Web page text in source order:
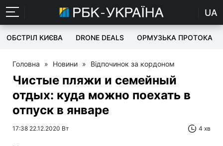
UA
ОБСТРІЛ КИЄВА DRONE DEALS ОРМУЗЬКА ПРОТОКА
Головна » Новини » Відпочинок за кордоном
Чистые пляжи и семейный
отдых: куда можно поехать в
отпуск в январе
17:38 22.12.2020 Вт 4 хв